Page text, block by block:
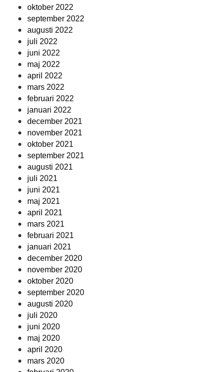
oktober 2022
september 2022
augusti 2022
juli 2022
juni 2022
maj 2022
april 2022
mars 2022
februari 2022
januari 2022
december 2021
november 2021
oktober 2021
september 2021
augusti 2021
juli 2021
juni 2021
maj 2021
april 2021
mars 2021
februari 2021
januari 2021
december 2020
november 2020
oktober 2020
september 2020
augusti 2020
juli 2020
juni 2020
maj 2020
april 2020
mars 2020